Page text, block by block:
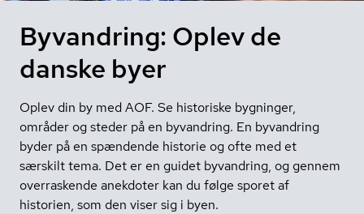
Byvandring: Oplev de
danske byer
Oplev din by med AOF. Se historiske bygninger,
områder og steder på en byvandring. En byvandring
byder på en spændende historie og ofte med et
særskilt tema. Det er en guidet byvandring, og gennem
overraskende anekdoter kan du følge sporet af
historien, som den viser sig i byen.